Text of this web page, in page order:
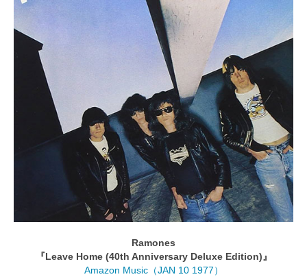
Ramones
『Leave Home (40th Anniversary Deluxe Edition)』
Amazon Music（JAN 10 1977）